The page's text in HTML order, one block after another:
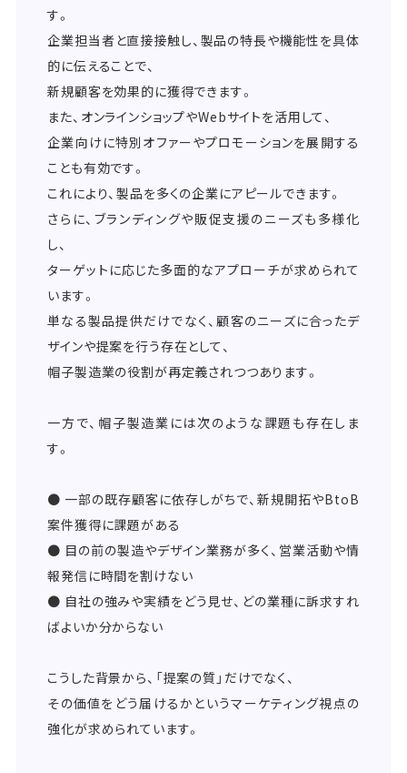
す。
企業担当者と直接接触し、製品の特長や機能性を具体
的に伝えることで、
新規顧客を効果的に獲得できます。
また、オンラインショップやWebサイトを活用して、
企業向けに特別オファーやプロモーションを展開する
ことも有効です。
これにより、製品を多くの企業にアピールできます。
さらに、ブランディングや販促支援のニーズも多様化
し、
ターゲットに応じた多面的なアプローチが求められて
います。
単なる製品提供だけでなく、顧客のニーズに合ったデ
ザインや提案を行う存在として、
帽子製造業の役割が再定義されつつあります。
一方で、帽子製造業には次のような課題も存在しま
す。
● 一部の既存顧客に依存しがちで、新規開拓やBtoB
案件獲得に課題がある
● 目の前の製造やデザイン業務が多く、営業活動や情
報発信に時間を割けない
● 自社の強みや実績をどう見せ、どの業種に訴求すれ
ばよいか分からない
こうした背景から、「提案の質」だけでなく、
その価値をどう届けるかというマーケティング視点の
強化が求められています。